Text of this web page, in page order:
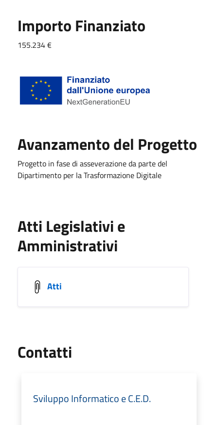
Importo Finanziato
155.234 €
Avanzamento del Progetto
Progetto in fase di asseverazione da parte del
Dipartimento per la Trasformazione Digitale
Atti Legislativi e
Amministrativi
Atti
Contatti
Sviluppo Informatico e C.E.D.